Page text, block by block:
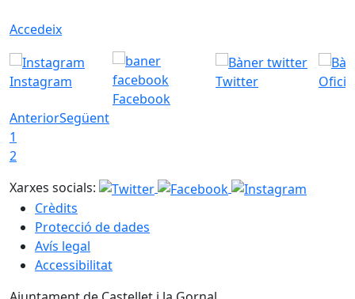
Accedeix
Instagram
Facebook
Twitter
AnteriorSegüent
1
2
Xarxes socials:
Crèdits
Protecció de dades
Avís legal
Accessibilitat